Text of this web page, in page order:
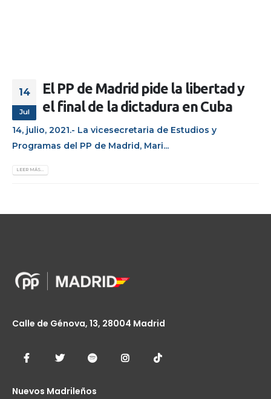
14
Jul
El PP de Madrid pide la libertad y
el final de la dictadura en Cuba
14, julio, 2021.- La vicesecretaria de Estudios y
Programas del PP de Madrid, Mari...
LEER MÁS...
Calle de Génova, 13, 28004 Madrid
Nuevos Madrileños